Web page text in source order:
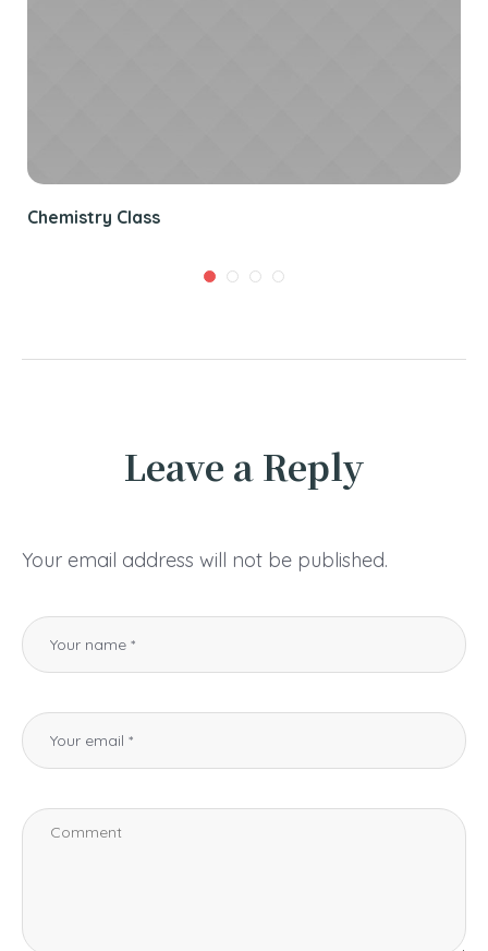
Chemistry Class
Leave a Reply
Your email address will not be published.